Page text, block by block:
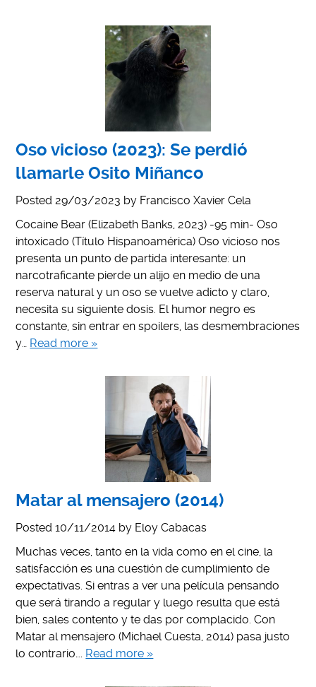
Oso vicioso (2023): Se perdió
llamarle Osito Miñanco
Posted 29/03/2023 by Francisco Xavier Cela
Cocaine Bear (Elizabeth Banks, 2023) -95 min- Oso
intoxicado (Título Hispanoamérica) Oso vicioso nos
presenta un punto de partida interesante: un
narcotraficante pierde un alijo en medio de una
reserva natural y un oso se vuelve adicto y claro,
necesita su siguiente dosis. El humor negro es
constante, sin entrar en spoilers, las desmembraciones
y… Read more »
Matar al mensajero (2014)
Posted10/11/2014 by Eloy Cabacas
Muchas veces, tanto en la vida como en el cine, la
satisfacción es una cuestión de cumplimiento de
expectativas. Si entras a ver una película pensando
que será tirando a regular y luego resulta que está
bien, sales contento y te das por complacido. Con
Matar al mensajero (Michael Cuesta, 2014) pasa justo
lo contrario…. Read more »